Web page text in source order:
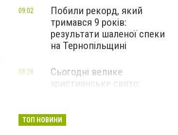
Побили рекорд, який
тримався 9 років:
результати шаленої спеки
на Тернопільщині
09:02
Сьогодні велике
християнське свято:
08:28
ТОП НОВИНИ